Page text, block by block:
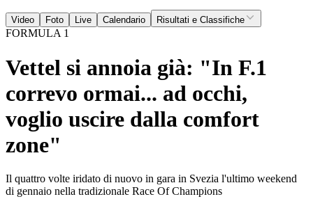
Video Foto Live Calendario Risultati e Classifiche
FORMULA 1
Vettel si annoia già: "In F.1
correvo ormai... ad occhi,
voglio uscire dalla comfort
zone"
Il quattro volte iridato di nuovo in gara in Svezia l'ultimo weekend
di gennaio nella tradizionale Race Of Champions